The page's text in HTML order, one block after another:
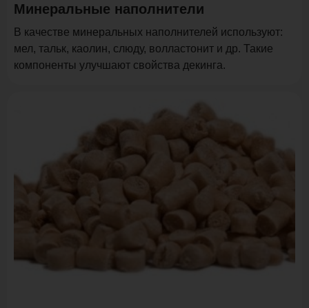
Минеральные наполнители
В качестве минеральных наполнителей используют:
мел, тальк, каолин, слюду, волластонит и др. Такие
компоненты улучшают свойства декинга.